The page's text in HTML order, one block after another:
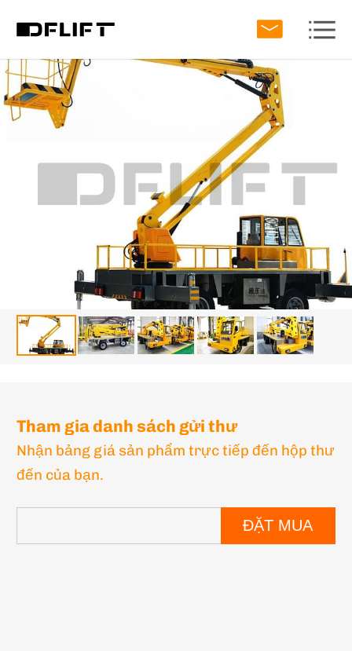
Tham gia danh sách gửi thư
Nhận bảng giá sản phẩm trực tiếp đến hộp thư
đến của bạn.
ĐẶT MUA